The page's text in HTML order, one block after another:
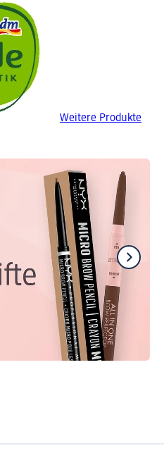
Weitere Produkte